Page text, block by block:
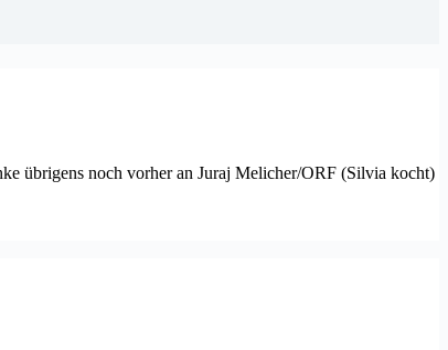
übrigens noch vorher an Juraj Melicher/ORF (Silvia kocht)